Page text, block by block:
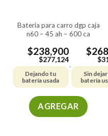
batería para carro dgp caja
n60 – 45 ah – 600 ca
$238,900
$277,124
Dejando tu
batería usada
-
$
$
Sin
batería
AGREGAR